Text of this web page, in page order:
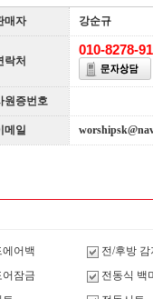
매자 강순규
락처
010-8278-
원증번호
메일
어백
전/후방 감
어잠금
전동식 백